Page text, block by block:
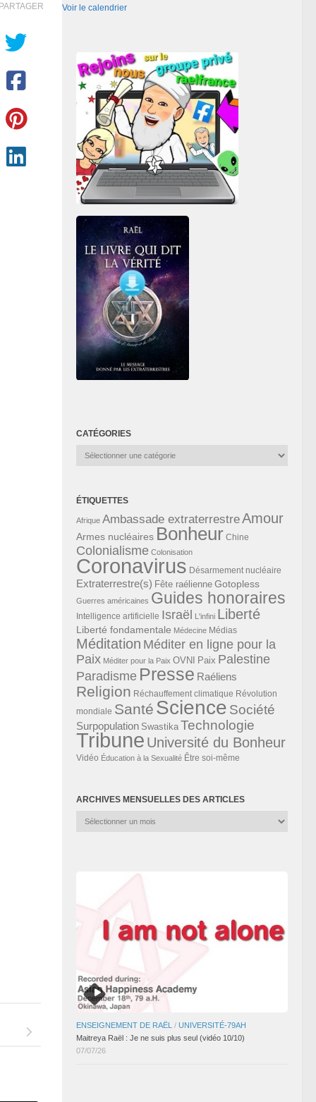
Voir le calendrier
CATÉGORIES
Catégories
ÉTIQUETTES
Afrique Ambassade extraterrestreAmour
Armes nucléaires Bonheur Chine
Colonialisme Colonisation
Coronavirus Désarmement nucléaire
Extraterrestre(s) Fête raélienne Gotopless
Guerres américaines Guides honoraires
Intelligence artificielle Israël L'infini Liberté
Liberté fondamentale Médecine Médias
Méditation Méditer en ligne pour la
Paix Méditer pour la Paix OVNI Paix Palestine
Paradisme Presse Raéliens
Religion Réchauffement climatique Révolution
mondiale Santé Science Société
Surpopulation Swastika Technologie
Tribune Université du Bonheur
Vidéo Éducation à la Sexualité Être soi-même
ARCHIVES MENSUELLES DES ARTICLES
Archives
ENSEIGNEMENT DE RAËL / UNIVERSITÉ-79AH
Maitreya Raël : Je ne suis plus seul (vidéo 10/10)
07/07/26